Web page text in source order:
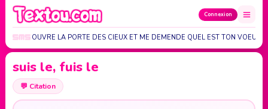
Connexion
DIEU M OUVRE LA PORTE DES CIEUX ET ME DEMENDE QUEL EST TON VOEUX
suis le, fuis le
💬 Citation